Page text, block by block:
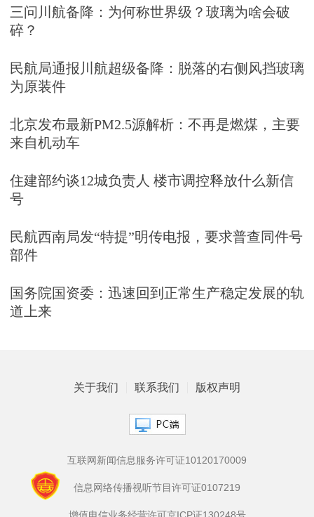
三问川航备降：为何称世界级？玻璃为啥会破
碎？
民航局通报川航超级备降：脱落的右侧风挡玻璃
为原装件
北京发布最新PM2.5源解析：不再是燃煤，主要
来自机动车
住建部约谈12城负责人 楼市调控释放什么新信
号
民航西南局发“特提”明传电报，要求普查同件号
部件
国务院国资委：迅速回到正常生产稳定发展的轨
道上来
关于我们 联系我们 版权声明
互联网新闻信息服务许可证10120170009
信息网络传播视听节目许可证0107219
增值电信业务经营许可京ICP证130248号